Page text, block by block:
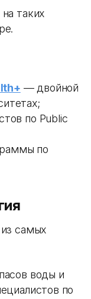
таких
— двойной
по Public
по
самых
воды и
по